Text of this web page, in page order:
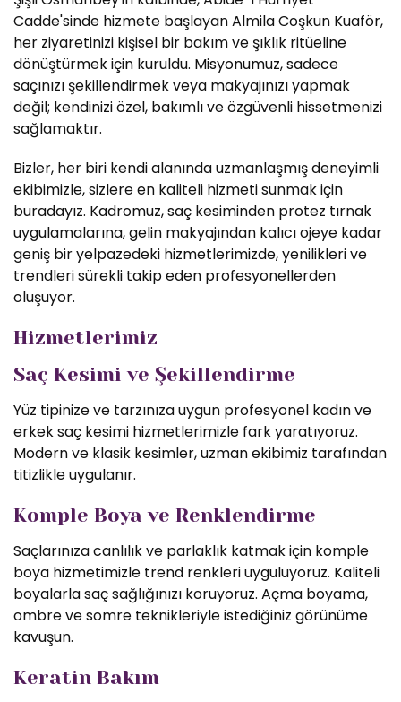
Cadde'sinde hizmete başlayan Almila Coşkun Kuaför,
her ziyaretinizi kişisel bir bakım ve şıklık ritüeline
dönüştürmek için kuruldu. Misyonumuz, sadece
saçınızı şekillendirmek veya makyajınızı yapmak
değil; kendinizi özel, bakımlı ve özgüvenli hissetmenizi
sağlamaktır.
Bizler, her biri kendi alanında uzmanlaşmış deneyimli
ekibimizle, sizlere en kaliteli hizmeti sunmak için
buradayız. Kadromuz, saç kesiminden protez tırnak
uygulamalarına, gelin makyajından kalıcı ojeye kadar
geniş bir yelpazedeki hizmetlerimizde, yenilikleri ve
trendleri sürekli takip eden profesyonellerden
oluşuyor.
Hizmetlerimiz
Saç Kesimi ve Şekillendirme
Yüz tipinize ve tarzınıza uygun profesyonel kadın ve
erkek saç kesimi hizmetlerimizle fark yaratıyoruz.
Modern ve klasik kesimler, uzman ekibimiz tarafından
titizlikle uygulanır.
Komple Boya ve Renklendirme
Saçlarınıza canlılık ve parlaklık katmak için komple
boya hizmetimizle trend renkleri uyguluyoruz. Kaliteli
boyalarla saç sağlığınızı koruyoruz. Açma boyama,
ombre ve somre teknikleriyle istediğiniz görünüme
kavuşun.
Keratin Bakım